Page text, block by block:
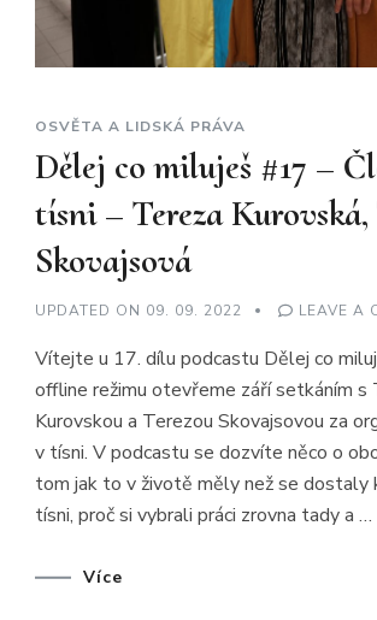
OSVĚTA A LIDSKÁ PRÁVA
Dělej co miluješ #17 –
tísni – Tereza Kurovská,
Skovajsová
UPDATED ON 09. 09. 2022 LEAVE A
Vítejte u 17. dílu podcastu Dělej co
offline režimu otevřeme září setkáním s
Kurovskou a Terezou Skovajsovou za
v tísni. V podcastu se dozvíte něco o
tom jak to v životě měly než se dostaly
tísni, proč si vybrali práci zrovna tady a …
Více